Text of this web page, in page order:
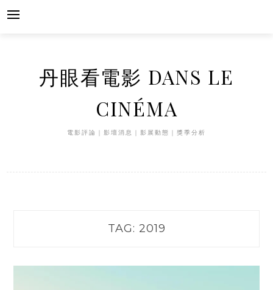
Skip
丹眼看電影 DANS LE
CINÉMA
電影評論｜影壇消息｜影展動態｜獎季分析
TAG: 2019